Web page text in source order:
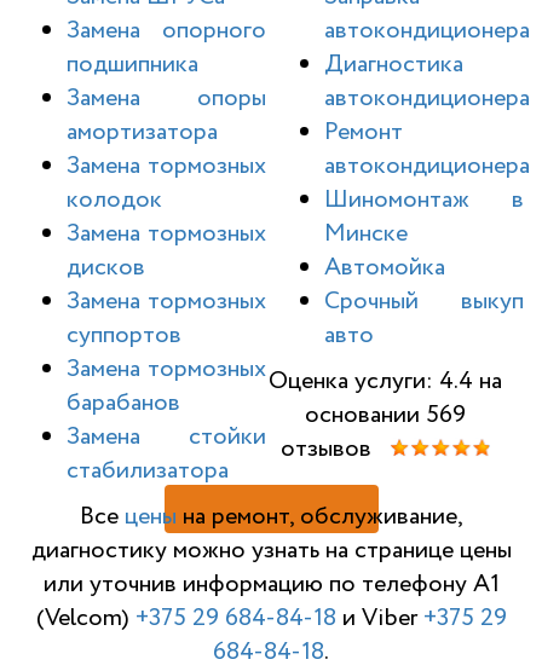
Замена опорного
подшипника
Замена опоры
амортизатора
Замена тормозных
колодок
Замена тормозных
дисков
Замена тормозных
суппортов
Замена тормозных
барабанов
Замена стойки
стабилизатора
автокондиционера
Диагностика
автокондиционера
Ремонт
автокондиционера
Шиномонтаж в
Минске
Автомойка
Срочный выкуп
авто
Все цены на ремонт, обслуживание,
диагностику можно узнать на странице цены
или уточнив информацию по телефону A1
(Velcom) +375 29 684-84-18 и Viber+375 29
684-84-18.
Оценка услуги: 4.4 на
основании 569
отзывов